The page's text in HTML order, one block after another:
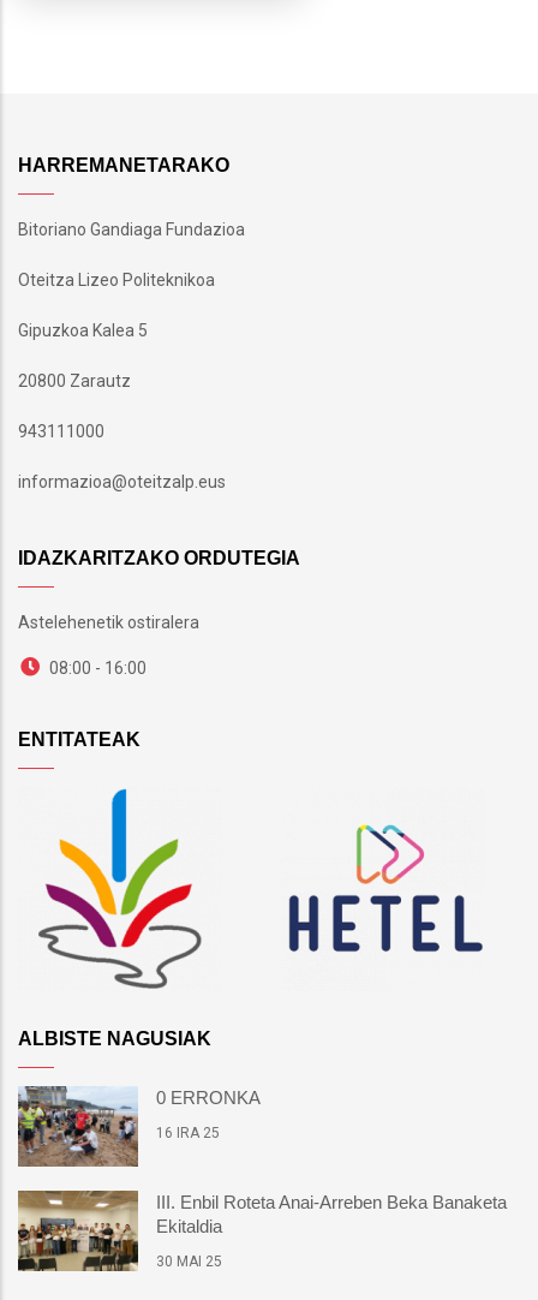
HARREMANETARAKO
Bitoriano Gandiaga Fundazioa
Oteitza Lizeo Politeknikoa
Gipuzkoa Kalea 5
20800 Zarautz
943111000
informazioa@oteitzalp.eus
IDAZKARITZAKO ORDUTEGIA
Astelehenetik ostiralera
08:00 - 16:00
ENTITATEAK
ALBISTE NAGUSIAK
0 ERRONKA
16 IRA 25
III. Enbil Roteta Anai-Arreben Beka Banaketa
Ekitaldia
30 MAI 25